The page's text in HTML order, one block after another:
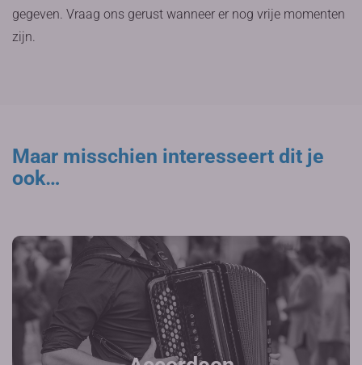
gegeven. Vraag ons gerust wanneer er nog vrije momenten
zijn.
Maar misschien interesseert dit je
ook…